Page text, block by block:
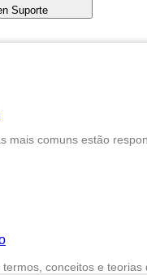
Suporte
mais comuns estão
termos, conceitos e teorias